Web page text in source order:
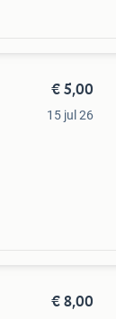
€ 5,00
15 jul 26
€ 8,00